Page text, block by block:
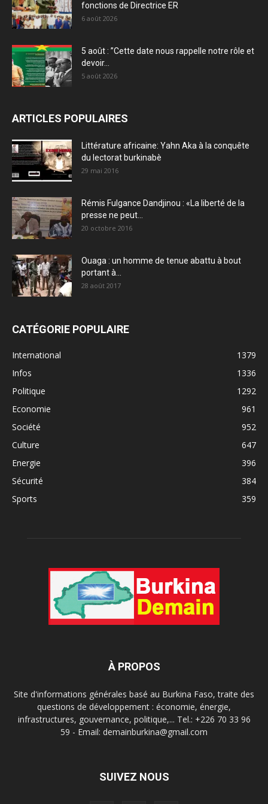
fonctions de Directrice ER
6 août 2026
5 août : ”Cette date nous rappelle notre rôle et
devoir...
5 août 2026
ARTICLES POPULAIRES
Littérature africaine: Yahn Aka à la conquête
du lectorat burkinabè
29 mai 2016
Rémis Fulgance Dandjinou : «La liberté de la
presse ne peut...
20 octobre 2016
Ouaga : un homme de tenue abattu à bout
portant à...
28 août 2017
CATÉGORIE POPULAIRE
International
1379
Infos
1336
Politique
1292
Economie
961
Société
952
Culture
647
Energie
396
Sécurité
384
Sports
359
À PROPOS
Site d'informations générales basé au Burkina Faso, traite des
questions de développement : économie, énergie,
infrastructures, gouvernance, politique,... Tel.: +226 70 33 96
59 - Email: demainburkina@gmail.com
SUIVEZ NOUS